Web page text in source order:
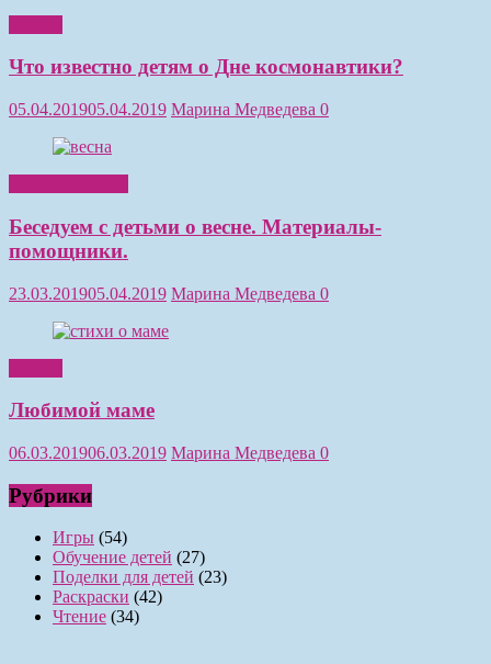
Что известно детям о Дне космонавтики?
05.04.201905.04.2019 Марина Медведева 0
Беседуем с детьми о весне. Материалы-
помощники.
23.03.201905.04.2019 Марина Медведева 0
Любимой маме
06.03.201906.03.2019 Марина Медведева 0
Рубрики
Игры (54)
Обучение детей (27)
Поделки для детей (23)
Раскраски (42)
Чтение (34)